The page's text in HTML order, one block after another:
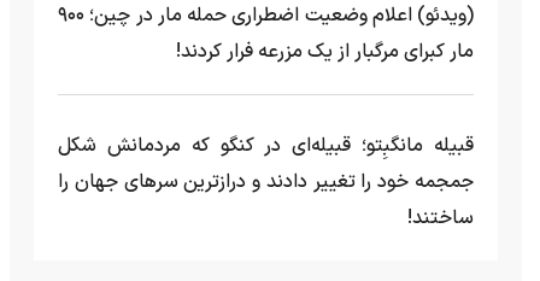
(ویدئو) اعلام وضعیت اضطراری حمله مار‌ در چین؛ ۹۰۰
مار کبرای مرگبار از یک مزرعه‌ فرار کردند!
قبیله مانگبِتو؛ قبیله‌ای در کنگو که مردمانش شکل
جمجمه خود را تغییر دادند و درازترین سرهای جهان را
ساختند!